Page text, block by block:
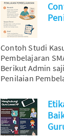
Contoh Studi
Pembelajaran
Berikut Admin
Penilaian